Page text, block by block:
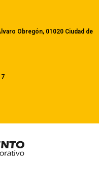
Obregón, 01020 Ciudad de